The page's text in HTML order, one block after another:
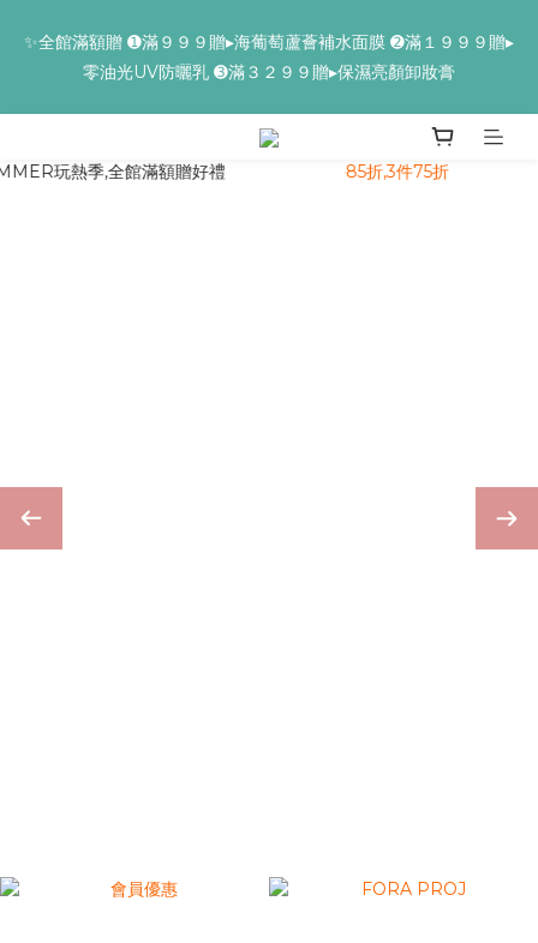
零油光UV防曬乳 ➌滿３２９９贈▸保濕亮顏卸妝膏
✨全館滿額贈 ➊滿９９９贈▸海葡萄蘆薈補水面膜 ➋滿１９９９贈▸
零油光UV防曬乳 ➌滿３２９９贈▸保濕亮顏卸妝膏
✨ 全館 ➊ FORA PROJ／PROJ✽１件↘９折、２件↘８５折、
３件↘７５折 ➋ 全盈✽１件↘９折、２件↘８８折 ➌沛威＋野田